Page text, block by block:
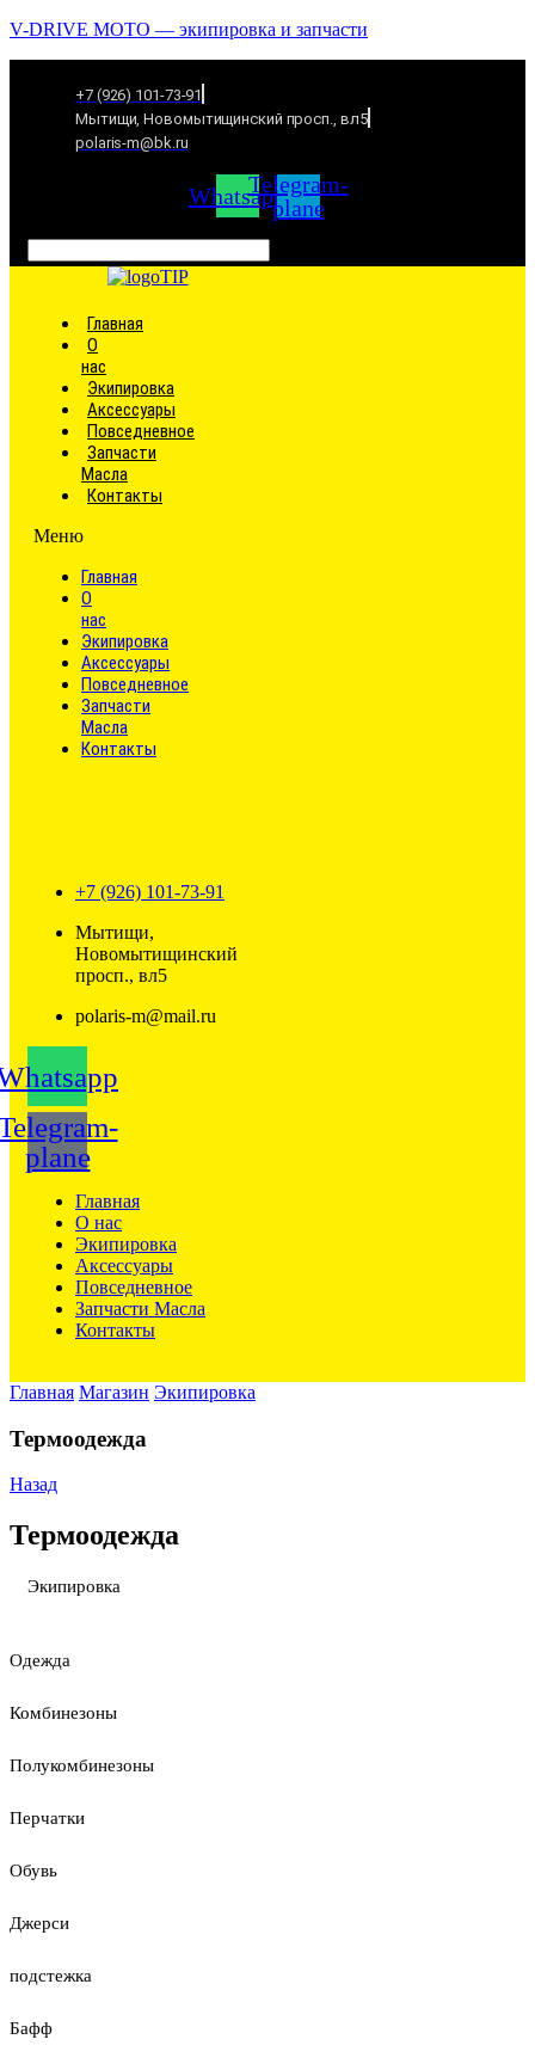
V-DRIVE MOTO — экипировка и запчасти
+7 (926) 101-73-91
Мытищи, Новомытищинский просп., вл5
polaris-m@bk.ru
WhatsappTelegram-
plane
Главная
О
нас
Экипировка
Аксессуары
Повседневное
Запчасти
Масла
Контакты
Меню
Главная
О
нас
Экипировка
Аксессуары
Повседневное
Запчасти
Масла
Контакты
+7 (926) 101-73-91
Мытищи,
Новомытищинский
просп., вл5
polaris-m@mail.ru
plane
Главная
О нас
Экипировка
Аксессуары
Повседневное
Запчасти Масла
Контакты
Главная Магазин Экипировка
Термоодежда
Назад
Термоодежда
Экипировка
Одежда
Комбинезоны
Полукомбинезоны
Перчатки
Обувь
Джерси
подстежка
Бафф